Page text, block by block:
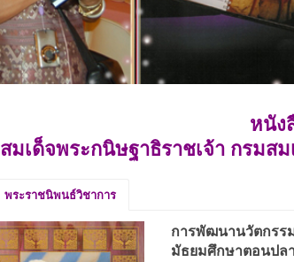
หนัง
สมเด็จพระกนิษฐาธิราชเจ้า กรมส
พระราชนิพนธ์วิชาการ
การพัฒนานวัตกรร
มัธยมศึกษาตอนปล